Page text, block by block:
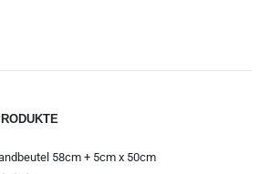
58cm + 5cm x 50cm